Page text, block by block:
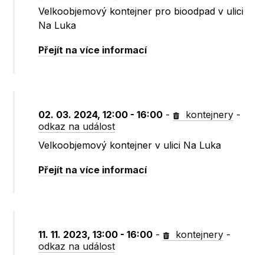
Velkoobjemový kontejner pro bioodpad v ulici
Na Luka
Přejít na více informací
02. 03. 2024, 12:00 - 16:00 - kontejnery -
odkaz na událost
Velkoobjemový kontejner v ulici Na Luka
Přejít na více informací
11. 11. 2023, 13:00 - 16:00 - kontejnery -
odkaz na událost